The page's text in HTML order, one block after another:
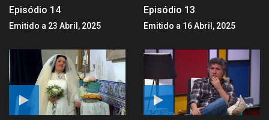
Episódio 14
Emitido a 23 Abril, 2025
Episódio 13
Emitido a 16 Abril, 2025